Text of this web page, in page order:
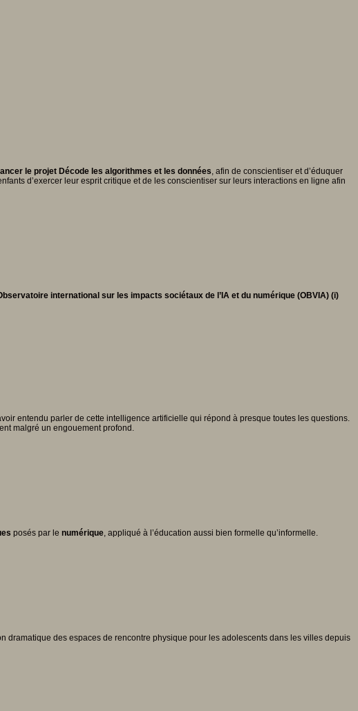
le projet Décode les algorithmes et les données, afin de conscientiser et d’éduquer
d’exercer leur esprit critique et de les conscientiser sur leurs interactions en ligne afin
international sur les impacts sociétaux de l’IA et du numérique (OBVIA) (i)
entendu parler de cette intelligence artificielle qui répond à presque toutes les questions.
malgré un engouement profond.
posés par le numérique, appliqué à l’éducation aussi bien formelle qu’informelle.
dramatique des espaces de rencontre physique pour les adolescents dans les villes depuis